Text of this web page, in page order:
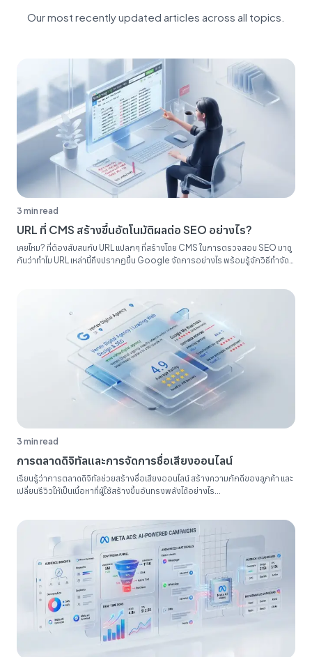
Our most recently updated articles across all topics.
3 min read
URL ที่ CMS สร้างขึ้นอัตโนมัติผลต่อ SEO อย่างไร?
เคยไหม? ที่ต้องสับสนกับ URL แปลกๆ ที่สร้างโดย CMS ในการตรวจสอบ SEO มาดู
กันว่าทำไม URL เหล่านี้ถึงปรากฏขึ้น Google จัดการอย่างไร พร้อมรู้จักวิธีทำจัด
3 min read
การตลาดดิจิทัลและการจัดการชื่อเสียงออนไลน์
เรียนรู้ว่าการตลาดดิจิทัลช่วยสร้างชื่อเสียงออนไลน์ สร้างความภักดีของลูกค้า และ
เปลี่ยนรีวิวให้เป็นเนื้อหาที่ผู้ใช้สร้างขึ้นอันทรงพลังได้อย่างไร...